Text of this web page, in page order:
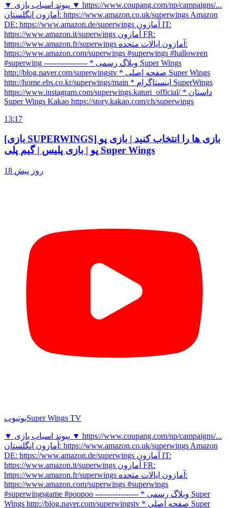
▼ پیوند اسباب بازی ▼ https://www.coupang.com/np/campaigns/...
آمازون انگلستان: https://www.amazon.co.uk/superwings Amazon
DE: https://www.amazon.de/superwings آمازون IT:
https://www.amazon.it/superwings آمازون FR:
https://www.amazon.fr/superwings آمازون ایالات متحده:
https://www.amazon.com/superwings #superwings #halloween
#superwing ----------------- * وبلاگ رسمی Super Wings
http://blog.naver.com/superwingstv * صفحه اصلی Super Wings
http://home.ebs.co.kr/superwings/main * اینستاگرام SuperWings
https://www.instagram.com/superwings.katuri_official/ * داستان
Super Wings Kakao https://story.kakao.com/ch/superwings
13:17
[بازی SUPERWINGS] بازی ها را انتخاب کنید | بازی پو
پو | بازی پلیس | گیم پلی Super Wings
18 روز پیش
یوتیوبSuper Wings TV
▼ پیوند اسباب بازی ▼ https://www.coupang.com/np/campaigns/...
آمازون انگلستان: https://www.amazon.co.uk/superwings Amazon
DE: https://www.amazon.de/superwings آمازون IT:
https://www.amazon.it/superwings آمازون FR:
https://www.amazon.fr/superwings آمازون ایالات متحده:
https://www.amazon.com/superwings #superwings
#superwingsgame #poopoo ----------------- * وبلاگ رسمی Super
Wings http://blog.naver.com/superwingstv * صفحه اصلی Super